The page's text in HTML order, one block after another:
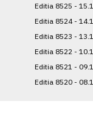
Editia 8525 -
Editia 8524 -
Editia 8523 -
Editia 8522 -
Editia 8521 -
Editia 8520 -